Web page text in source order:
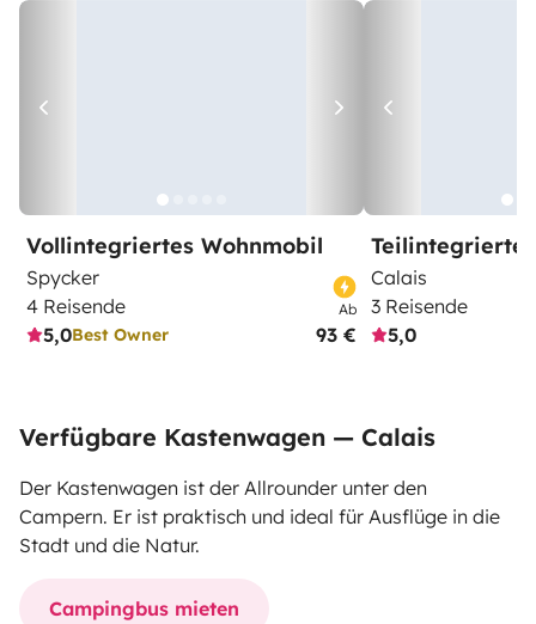
Vollintegriertes Wohnmobil
Spycker
4 Reisende
5,0Best Owner
Ab
93 €
Calais
3 Reisende
5,0
Verfügbare Kastenwagen — Calais
Der Kastenwagen ist der Allrounder unter den
Campern. Er ist praktisch und ideal für Ausflüge in die
Stadt und die Natur.
Campingbus mieten